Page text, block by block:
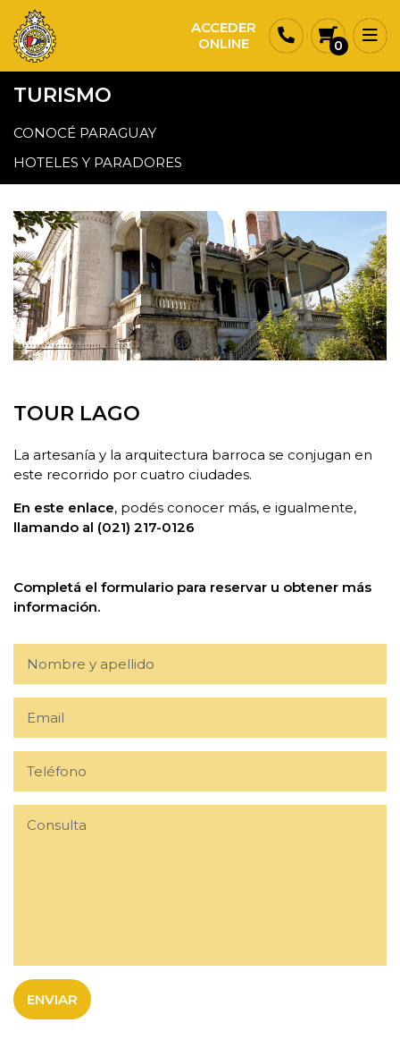
ACCEDER
ONLINE
0
TURISMO
CONOCÉ PARAGUAY
HOTELES Y PARADORES
TOUR LAGO
La artesanía y la arquitectura barroca se conjugan en
este recorrido por cuatro ciudades.
En este enlace, podés conocer más, e igualmente,
llamando al (021) 217-0126
Completá el formulario para reservar u obtener más
información.
ENVIAR